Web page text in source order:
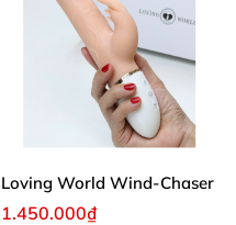
Loving World Wind-Chaser
1.450.000₫